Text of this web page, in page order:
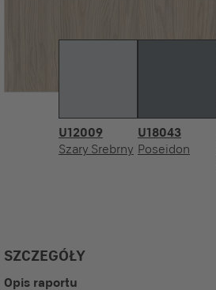
U12009
Szary Srebrny
U18043
Poseidon
SZCZEGÓŁY
Opis raportu